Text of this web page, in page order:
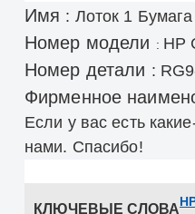
Имя : Лоток 1
Номер модели : HP
Номер детали :
Фирменное
Если у вас есть
нами. Спасибо!
КЛЮЧЕВЫЕ СЛОВА